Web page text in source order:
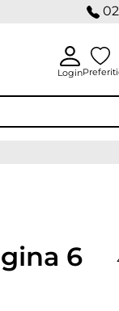
LoginPreferiti
6